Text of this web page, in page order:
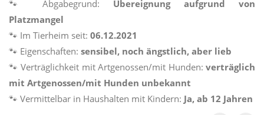
🐾 Abgabegrund: Übereignung aufgrund von
Platzmangel
🐾 Im Tierheim seit: 06.12.2021
🐾 Eigenschaften: sensibel, noch ängstlich, aber lieb
🐾 Verträglichkeit mit Artgenossen/mit Hunden: verträglich
mit Artgenossen/mit Hunden unbekannt
🐾 Vermittelbar in Haushalten mit Kindern: Ja, ab 12 Jahren